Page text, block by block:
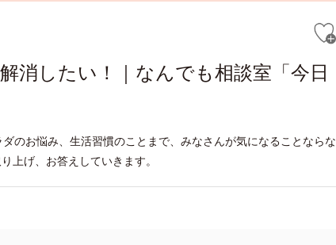
消したい！｜なんでも相談室「今日
のお悩み、生活習慣のことまで、みなさんが気になることならな
上げ、お答えしていきます。